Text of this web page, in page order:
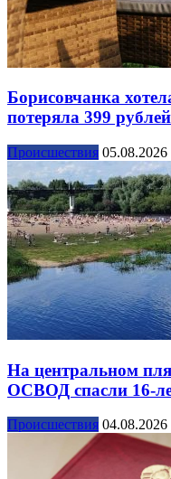
Борисовчанка
потеряла 399 рублей
Происшествия 05.08.2026
На центральном
ОСВОД спасли 16-
Происшествия 04.08.2026